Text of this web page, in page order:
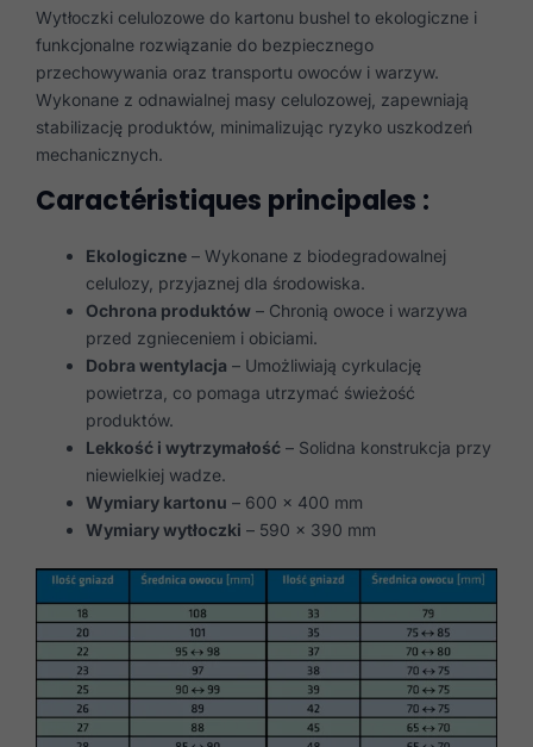
Wytłoczki celulozowe do kartonu bushel to ekologiczne i
funkcjonalne rozwiązanie do bezpiecznego
przechowywania oraz transportu owoców i warzyw.
Wykonane z odnawialnej masy celulozowej, zapewniają
stabilizację produktów, minimalizując ryzyko uszkodzeń
mechanicznych.
Caractéristiques principales :
Ekologiczne – Wykonane z biodegradowalnej
celulozy, przyjaznej dla środowiska.
Ochrona produktów – Chronią owoce i warzywa
przed zgnieceniem i obiciami.
Dobra wentylacja – Umożliwiają cyrkulację
powietrza, co pomaga utrzymać świeżość
produktów.
Lekkość i wytrzymałość – Solidna konstrukcja przy
niewielkiej wadze.
Wymiary kartonu – 600 x 400 mm
Wymiary wytłoczki – 590 x 390 mm